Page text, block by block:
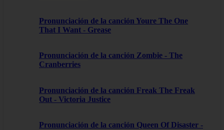
Pronunciación de la canción Youre The One
That I Want - Grease
Pronunciación de la canción Zombie - The
Cranberries
Pronunciación de la canción Freak The Freak
Out - Victoria Justice
Pronunciación de la canción Queen Of Disaster -